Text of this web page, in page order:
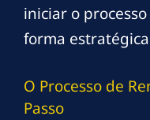
iniciar o
forma
O Processo de
Passo